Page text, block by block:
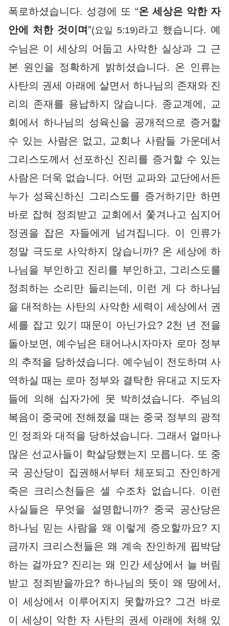
폭로하셨습니다. 성경에 또 “온 세상은 악한 자
안에 처한 것이며”(요일 5:19)라고 했습니다. 예
수님은 이 세상의 어둡고 사악한 실상과 그 근
본 원인을 정확하게 밝히셨습니다. 온 인류는
사탄의 권세 아래에 살면서 하나님의 존재와 진
리의 존재를 용납하지 않습니다. 종교계에, 교
회에서 하나님의 성육신을 공개적으로 증거할
수 있는 사람은 없고, 교회나 사람들 가운데서
그리스도께서 선포하신 진리를 증거할 수 있는
사람은 더욱 없습니다. 어떤 교파와 교단에서든
누가 성육신하신 그리스도를 증거하기만 하면
바로 잡혀 정죄받고 교회에서 쫓겨나고 심지어
정권을 잡은 자들에게 넘겨집니다. 이 인류가
정말 극도로 사악하지 않습니까? 온 세상에 하
나님을 부인하고 진리를 부인하고, 그리스도를
정죄하는 소리만 들리는데, 이런 게 다 하나님
을 대적하는 사탄의 사악한 세력이 세상에서 권
세를 잡고 있기 때문이 아닌가요? 2천 년 전을
돌아보면, 예수님은 태어나시자마자 로마 정부
의 추적을 당하셨습니다. 예수님이 전도하며 사
역하실 때는 로마 정부와 결탁한 유대교 지도자
들에 의해 십자가에 못 박히셨습니다. 주님의
복음이 중국에 전해졌을 때는 중국 정부의 광적
인 정죄와 대적을 당하셨습니다. 그래서 얼마나
많은 선교사들이 학살당했는지 모릅니다. 또 중
국 공산당이 집권해서부터 체포되고 잔인하게
죽은 크리스천들은 셀 수조차 없습니다. 이런
사실들은 무엇을 설명합니까? 중국 공산당은
하나님 믿는 사람을 왜 이렇게 증오할까요? 지
금까지 크리스천들은 왜 계속 잔인하게 핍박당
하는 걸까요? 진리는 왜 인간 세상에서 늘 버림
받고 정죄받을까요? 하나님의 뜻이 왜 땅에서,
이 세상에서 이루어지지 못할까요? 그건 바로
이 세상이 악한 자 사탄의 권세 아래에 처해 있